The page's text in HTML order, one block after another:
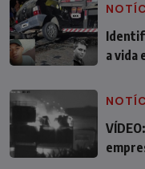
a vida